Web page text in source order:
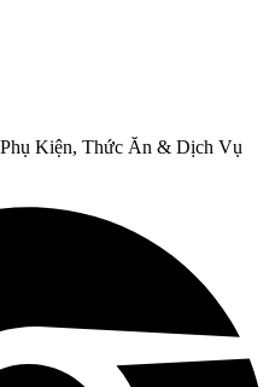
Kiện, Thức Ăn & Dịch Vụ